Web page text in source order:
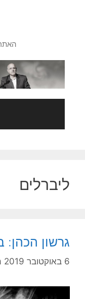
ליברלים
גרשון הכהן:
6 באוקטובר 2019